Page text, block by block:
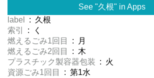
See "久根" in Apps
label
: 久根
索引
: く
燃えるごみ1回目
: 月
燃えるごみ2回目
: 木
プラスチック製容器包装 : 火
資源ごみ1回目
: 第1水